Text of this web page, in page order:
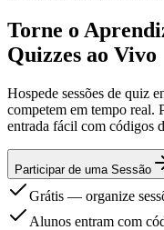
Torne o
Quizzes ao Vivo
Hospede sessões de quiz
competem em tempo real.
entrada fácil com códigos
Participar de uma Sessão
Grátis — organize
Alunos entram com